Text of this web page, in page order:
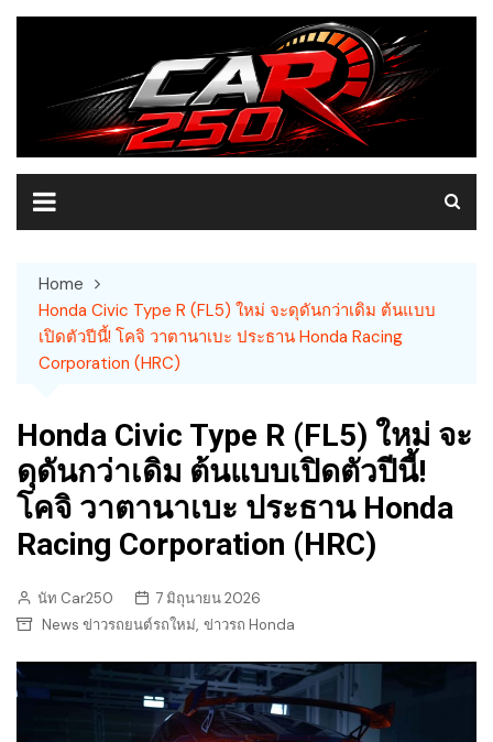
Skip
Home
Honda Civic Type R (FL5) ใหม่ จะดุดันกว่าเดิม ต้นแบบ
เปิดตัวปีนี้! โคจิ วาตานาเบะ ประธาน Honda Racing
Corporation (HRC)
Honda Civic Type R (FL5) ใหม่ จะ
ดุดันกว่าเดิม ต้นแบบเปิดตัวปีนี้!
โคจิ วาตานาเบะ ประธาน Honda
Racing Corporation (HRC)
นัท Car250
7 มิถุนายน 2026
News ข่าวรถยนต์รถใหม่, ข่าวรถ Honda